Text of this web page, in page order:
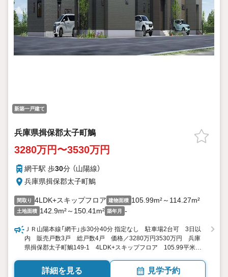
新築一戸建て
兵庫県揖保郡太子町鵤
3280万円〜3530万円
網干駅 歩30分 （山陽線）
兵庫県揖保郡太子町鵤
間取り 4LDK+スキップフロア 建物面積 105.99m²～114.27m²
土地面積 142.9m²～150.41m² 築年月 -
ＪＲ山陽本線「網干」歩30分40分 指定なし 駐車場2台可 3日以
内 販売戸数3戸 総戸数4戸 価格／3280万円3530万円 兵庫
県揖保郡太子町鵤149-1 4LDK+スキップフロア 105.99平米
詳細を見る 見学予約